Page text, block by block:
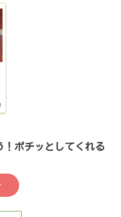
！ポチッとしてくれる